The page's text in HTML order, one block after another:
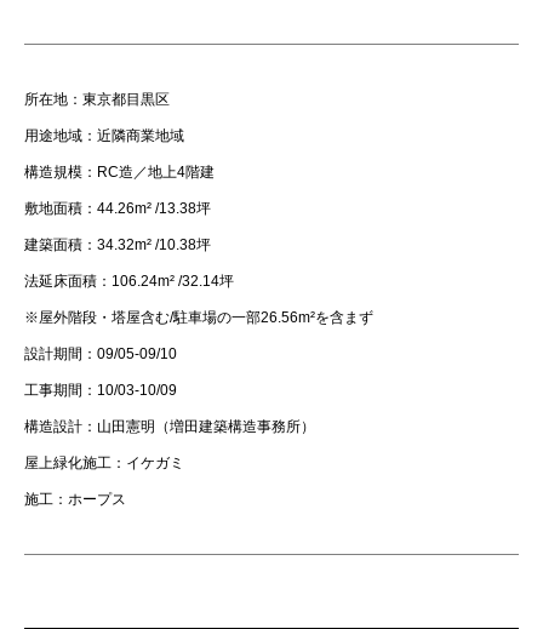
所在地：東京都目黒区
用途地域：近隣商業地域
構造規模：RC造／地上4階建
敷地面積：44.26m² /13.38坪
建築面積：34.32m² /10.38坪
法延床面積：106.24m² /32.14坪
※屋外階段・塔屋含む/駐車場の一部26.56m²を含まず
設計期間：09/05-09/10
工事期間：10/03-10/09
構造設計：山田憲明（増田建築構造事務所）
屋上緑化施工：イケガミ
施工：ホープス